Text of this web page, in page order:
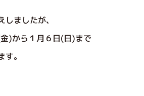
ましたが、
)から１月６日(日)まで
。